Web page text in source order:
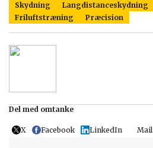
Skydning Langdistanceskydning
Friluftstræning
Præcision
Del med omtanke
X Facebook LinkedIn Mail